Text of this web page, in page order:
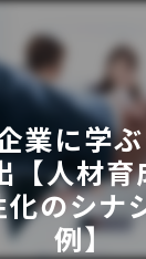
業に学
【人材育
化のシナ
例】